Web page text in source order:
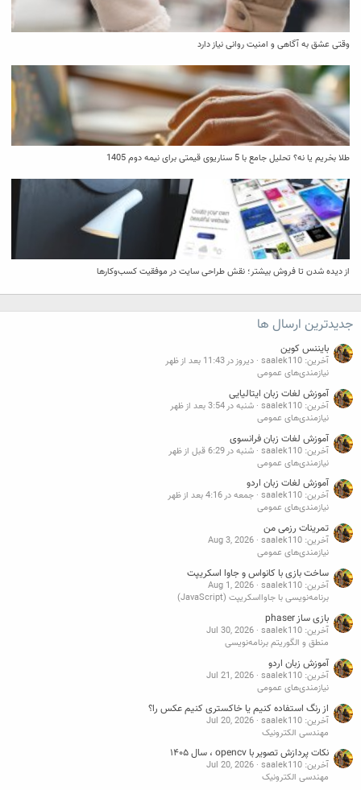
وقتی عشق به آگاهی و امنیت روانی نیاز دارد
طلا بخریم یا نه؟ تحلیل جامع با 5 سناریوی قیمتی برای نیمه دوم 1405
از دیده شدن تا فروش بیشتر؛ نقش طراحی سایت در موفقیت کسب‌وکارها
جدیدترین ارسال ها
بایننس کوین
آخرین: saalek110
دیروز در 11:43 بعد از ظهر
نیازمندی‌های عمومی
آموزش لغات زبان ایتالیایی
آخرین: saalek110
شنبه در 3:54 بعد از ظهر
نیازمندی‌های عمومی
آموزش لغات زبان فرانسوی
آخرین: saalek110
شنبه در 6:29 قبل از ظهر
نیازمندی‌های عمومی
آموزش لغات زبان اردو
آخرین: saalek110
جمعه در 4:16 بعد از ظهر
نیازمندی‌های عمومی
تمرینات رزمی من
آخرین: saalek110
Aug 3, 2026
نیازمندی‌های عمومی
ساخت بازی با کانواس و جاوا اسکریپت
آخرین: saalek110
Aug 1, 2026
برنامه‌نویسی با جاوااسکریپت (JavaScript)
بازی ساز phaser
آخرین: saalek110
Jul 30, 2026
منطق و الگوریتم برنامه‌نویسی
آموزش زبان اردو
آخرین: saalek110
Jul 21, 2026
نیازمندی‌های عمومی
از رنگ استفاده کنیم یا خاکستری کنیم عکس را؟
آخرین: saalek110
Jul 20, 2026
مهندسی الکترونیک
نکات پردازش تصویر با opencv ، سال ۱۴۰۵
آخرین: saalek110
Jul 20, 2026
مهندسی الکترونیک